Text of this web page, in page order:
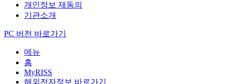
개인정보 재동의
기관소개
PC 버전 바로가기
메뉴
홈
MyRISS
해외전자정보 바로가기